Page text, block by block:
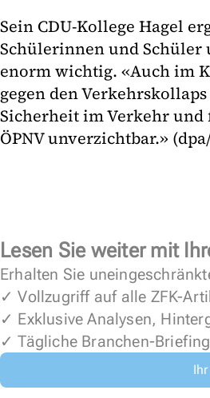
Sein CDU-Kollege Hagel
Schülerinnen und
enorm wichtig. «Auch im
gegen den
Sicherheit im Verkehr
ÖPNV unverzichtbar.»
Lesen Sie weiter mit
Erhalten Sie
✓ Vollzugriff auf alle ZFK-
✓ Exklusive Analysen,
✓ Tägliche Branchen-